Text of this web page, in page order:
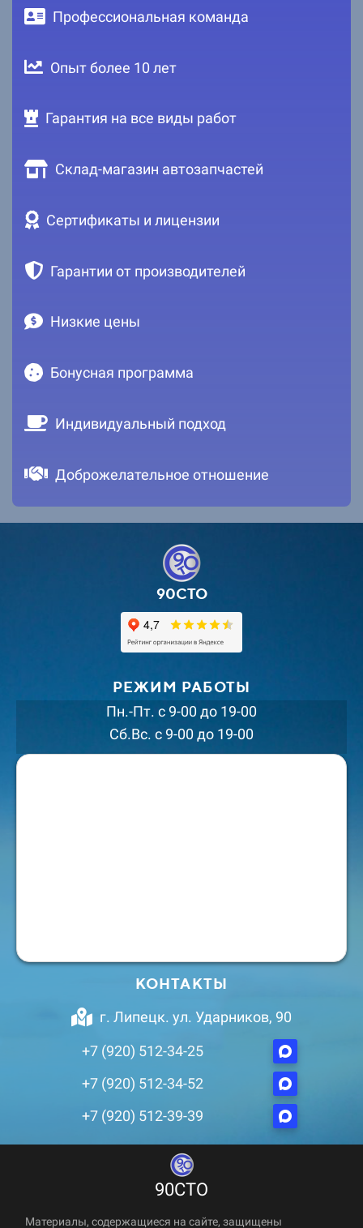
Профессиональная команда
Опыт более 10 лет
Гарантия на все виды работ
Склад-магазин автозапчастей
Сертификаты и лицензии
Гарантии от производителей
Низкие цены
Бонусная программа
Индивидуальный подход
Доброжелательное отношение
90СТО
РЕЖИМ РАБОТЫ
Пн.-Пт. с 9-00 до 19-00
Сб.Вс. с 9-00 до 19-00
КОНТАКТЫ
г. Липецк. ул. Ударников, 90
+7 (920) 512-34-25
+7 (920) 512-34-52
+7 (920) 512-39-39
90СТО
Материалы, содержащиеся на сайте, защищены